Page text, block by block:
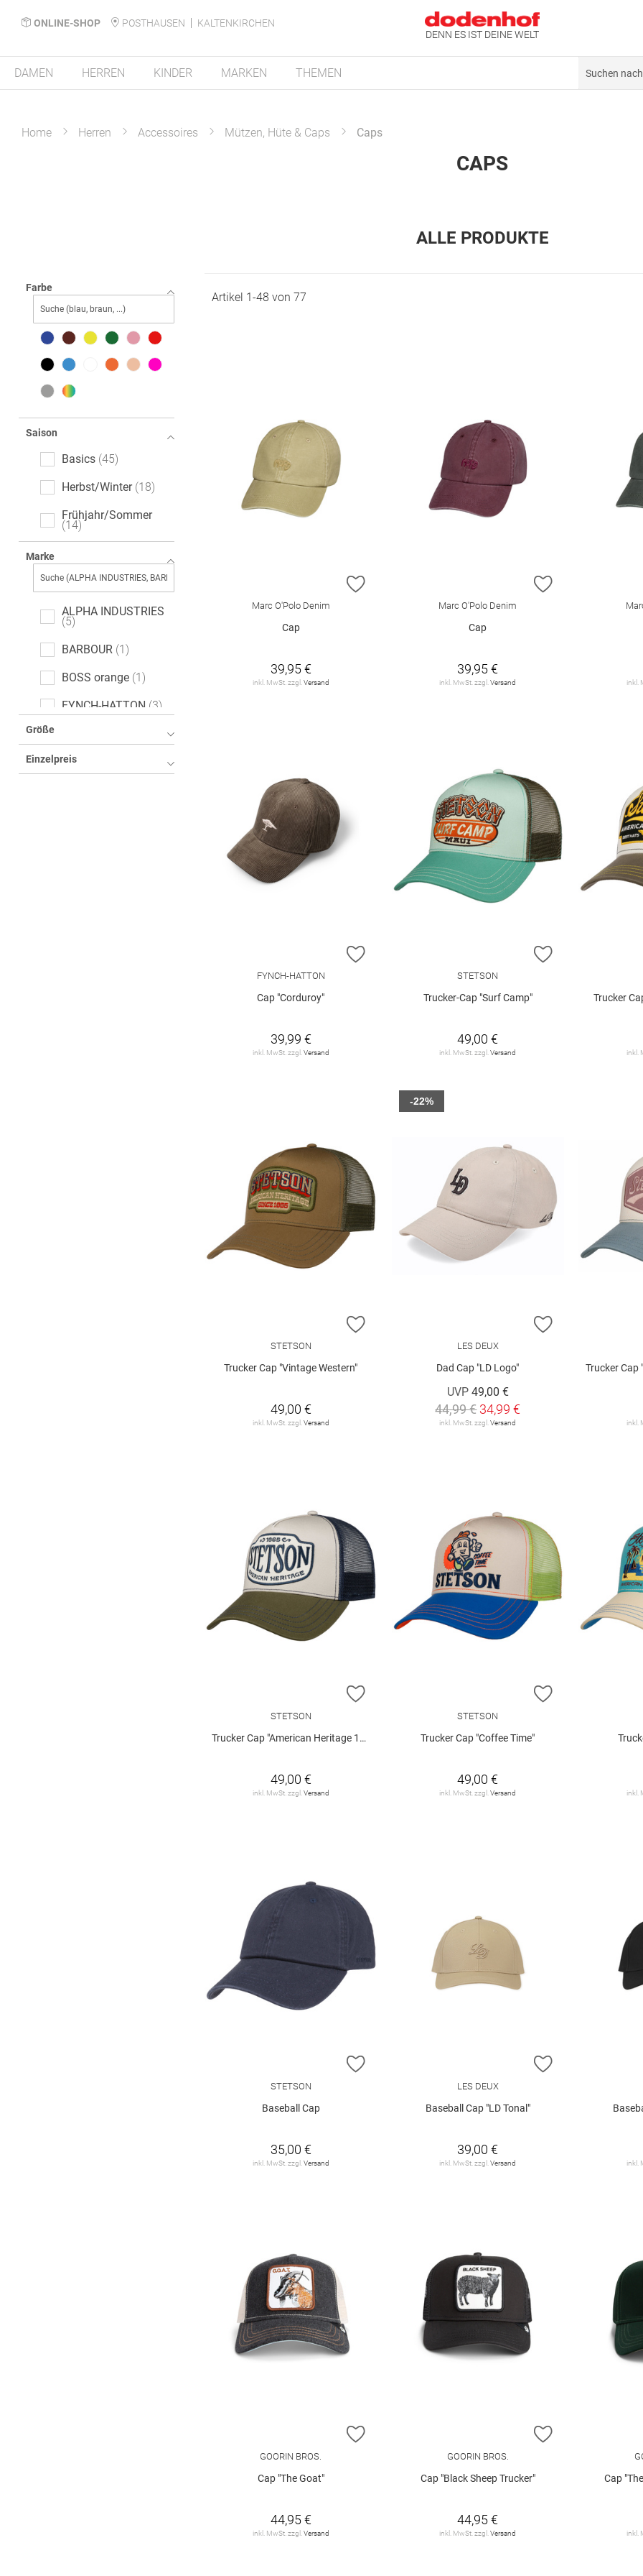
ONLINE-SHOP POSTHAUSEN
KALTENKIRCHEN
DENN ES IST DEINE WELT
DAMEN HERREN KINDER MARKEN THEMEN
Home Herren Accessoires Mützen, Hüte & Caps Caps
CAPS
ALLE PRODUKTE
Farbe
Saison
Basics 45
Herbst/Winter 18
Frühjahr/Sommer
14
Marke
ALPHA INDUSTRIES
5
BARBOUR 1
BOSS orange 1
FYNCH-HATTON 3
LES DEUX
Größe
Einzelpreis
Artikel 1-48 von 77
ZUR WUNSCHLISTE HINZUFÜGEN
Marc O'Polo Denim
Cap
39,95 €
inkl. MwSt. zzgl. Versand
ZUR
Marc O'Polo Denim
Cap
39,95 €
inkl. MwSt. zzgl.Versand inkl.
ZUR WUNSCHLISTE HINZUFÜGEN
FYNCH-HATTON
Cap "Corduroy"
39,99 €
inkl. MwSt. zzgl. Versand
ZUR
STETSON
Trucker-Cap "Surf Camp"
49,00 €
inkl. MwSt. zzgl.Versand
Trucker
inkl.
ZUR WUNSCHLISTE HINZUFÜGEN
STETSON
Trucker Cap "Vintage Western"
49,00 €
inkl. MwSt. zzgl. Versand
ZUR
LES DEUX
Dad Cap "LD Logo"
UVP 49,00 €
44,99 € 34,99 €
inkl. MwSt. zzgl.Versand
-22%
Trucker Cap
inkl.
ZUR WUNSCHLISTE HINZUFÜGEN
STETSON
Trucker Cap "American Heritage 1865"
49,00 €
inkl. MwSt. zzgl. Versand
ZUR
STETSON
Trucker Cap "Coffee Time"
49,00 €
inkl. MwSt. zzgl.Versand inkl.
ZUR WUNSCHLISTE HINZUFÜGEN
STETSON
Baseball Cap
35,00 €
inkl. MwSt. zzgl. Versand
ZUR
LES DEUX
Baseball Cap "LD Tonal"
39,00 €
inkl. MwSt. zzgl.Versand inkl.
ZUR WUNSCHLISTE HINZUFÜGEN
GOORIN BROS.
Cap "The Goat"
44,95 €
inkl. MwSt. zzgl. Versand
ZUR
GOORIN BROS.
Cap "Black Sheep Trucker"
44,95 €
inkl. MwSt. zzgl.Versand
Cap
inkl.